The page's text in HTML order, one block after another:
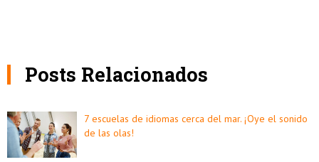
Posts Relacionados
7 escuelas de idiomas cerca del mar. ¡Oye el sonido
de las olas!